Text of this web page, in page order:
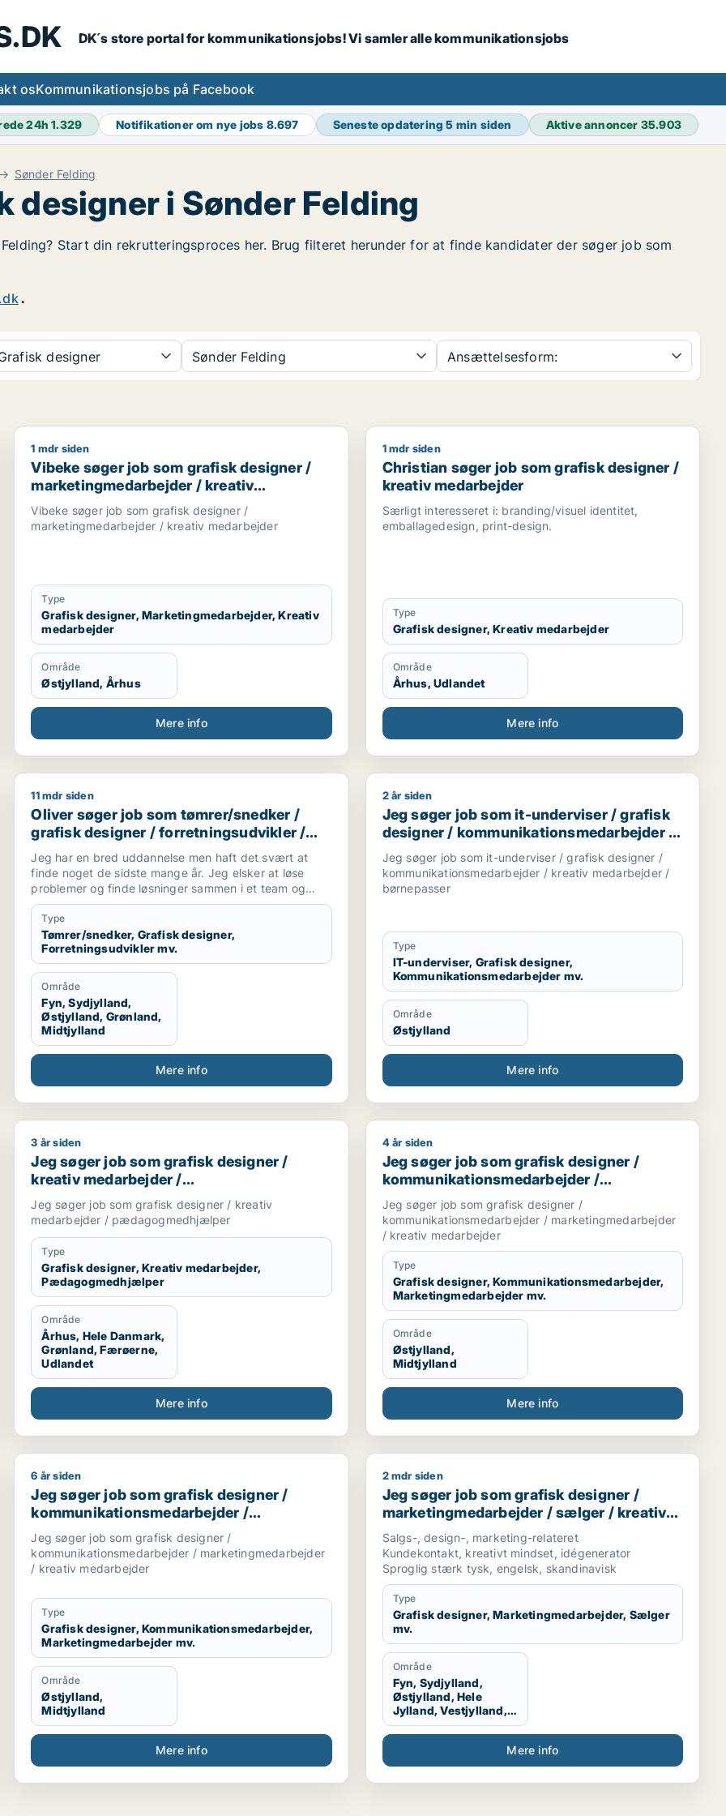
DK´s store portal for kommunikationsjobs! Vi samler alle kommunikationsjobs
osKommunikationsjobs på Facebook
24h1.329 Notifikationer om nye jobs 8.697 Seneste opdatering5 min siden Aktive annoncer 35.903
Sønder Felding
designer i Sønder Felding
Start din rekrutteringsproces her. Brug filteret herunder for at finde kandidater der søger job som
.
designer Sønder Felding Ansættelsesform:
/ kreativ medarbejder
Vibeke søger job som grafisk designer / marketingmedarbejder / kreativ medarbejder
1 mdr siden
Vibeke søger job som grafisk designer /
marketingmedarbejder / kreativ
medarbejder
Vibeke søger job som grafisk designer /
marketingmedarbejder / kreativ medarbejder
Type
Grafisk designer, Marketingmedarbejder, Kreativ
medarbejder
Område
Østjylland, Århus
Mere info
Christian søger job som grafisk designer / kreativ
1 mdr siden
Christian søger job som grafisk designer /
kreativ medarbejder
Særligt interesseret i: branding/visuel identitet,
emballagedesign, print-design.
Type
Grafisk designer, Kreativ medarbejder
Område
Århus, Udlandet
Mere info
/ kommunikationsmedarbejder / kreativ medarbejder
Oliver søger job som tømrer/snedker / grafisk designer / forretningsudvikler / kreativ medarbejder /
11 mdr siden
Oliver søger job som tømrer/snedker /
grafisk designer / forretningsudvikler /
kreativ medarbejder / driftsleder
Jeg har en bred uddannelse men haft det svært at
finde noget de sidste mange år. Jeg elsker at løse
problemer og finde løsninger sammen i et team og
alene.
Jeg er akademisk men også hands on (ingeniør og
snedker). Jeg har laved forskellige tømre arbejde
privat, arbejder forskellige produktions virksomheder,
kan bruge mine hænder, læse og laver tekniske
tegninger. Godt til at skitsere ideer, visualiserer,
kommunikation i 7 sproget. Elsker at hjælpe og lede
mennesker. Innovation eller prototype udvikling fra
Idee til produktion er interessant hvor man også skal
bruger sine hænder. Nye tekknologier some AI/KI.
Internationale virksomheder.
Type
Tømrer/snedker, Grafisk designer,
Forretningsudvikler mv.
Område
Fyn, Sydjylland,
Østjylland, Grønland,
Midtjylland
Mere info
Jeg søger job som it-underviser / grafisk designer /
2 år siden
Jeg søger job som it-underviser / grafisk
designer / kommunikationsmedarbejder /
kreativ medarbejder / børnepasser
Jeg søger job som it-underviser / grafisk designer /
kommunikationsmedarbejder / kreativ medarbejder /
børnepasser
Type
IT-underviser, Grafisk designer,
Kommunikationsmedarbejder mv.
Område
Østjylland
Mere info
/ marketingmedarbejder / kreativ medarbejder / fritids medarbejder
Jeg søger job som grafisk designer / kreativ medarbejder / pædagogmedhjælper
3 år siden
Jeg søger job som grafisk designer /
kreativ medarbejder /
pædagogmedhjælper
Jeg søger job som grafisk designer / kreativ
medarbejder / pædagogmedhjælper
Type
Grafisk designer, Kreativ medarbejder,
Pædagogmedhjælper
Område
Århus, Hele Danmark,
Grønland, Færøerne,
Udlandet
Mere info
Jeg søger job som grafisk designer /
4 år siden
Jeg søger job som grafisk designer /
kommunikationsmedarbejder /
marketingmedarbejder / kreativ
medarbejder
Jeg søger job som grafisk designer /
kommunikationsmedarbejder / marketingmedarbejder
/ kreativ medarbejder
Type
Grafisk designer, Kommunikationsmedarbejder,
Marketingmedarbejder mv.
Område
Østjylland,
Midtjylland
Mere info
medarbejder / projektleder / teknisk designer
Jeg søger job som grafisk designer / kommunikationsmedarbejder / marketingmedarbejder / kreativ
6 år siden
Jeg søger job som grafisk designer /
kommunikationsmedarbejder /
marketingmedarbejder / kreativ
medarbejder
Jeg søger job som grafisk designer /
kommunikationsmedarbejder / marketingmedarbejder
/ kreativ medarbejder
Type
Grafisk designer, Kommunikationsmedarbejder,
Marketingmedarbejder mv.
Område
Østjylland,
Midtjylland
Mere info
Jeg søger job som grafisk designer /
2 mdr siden
Jeg søger job som grafisk designer /
marketingmedarbejder / sælger / kreativ
medarbejder / produktspecialist
Salgs-, design-, marketing-relateret
Kundekontakt, kreativt mindset, idégenerator
Sproglig stærk tysk, engelsk, skandinavisk
Type
Grafisk designer, Marketingmedarbejder, Sælger
mv.
Område
Fyn, Sydjylland,
Østjylland, Hele
Jylland, Vestjylland,
Midtjylland
Mere info